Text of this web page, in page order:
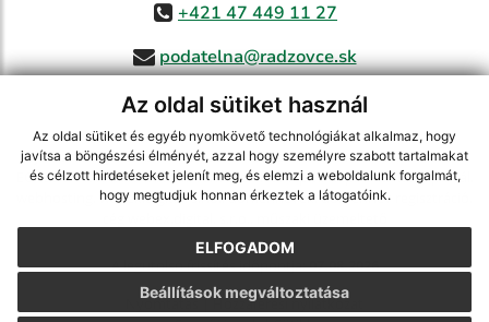
Az oldal sütiket használ
Az oldal sütiket és egyéb nyomkövető technológiákat alkalmaz, hogy
javítsa a böngészési élményét, azzal hogy személyre szabott tartalmakat
és célzott hirdetéseket jelenít meg, és elemzi a weboldalunk forgalmát,
hogy megtudjuk honnan érkeztek a látogatóink.
ELFOGADOM
Beállítások megváltoztatása
+421 47 449 11 27
podatelna@radzovce.sk
jusson a legfrissebb információkhoz az RSS csatornánkon keresztűl,
ECHELON 2 tartalomkezelő rendszer,Honlap térkép,Internetes portál
webex.digital, s.r.o.,doménnevek ,doménnév regisztráció
A legutolsó frissítés időpontja:07.08.2026
Nyomtatás|Hozzáférési nyilatkozat